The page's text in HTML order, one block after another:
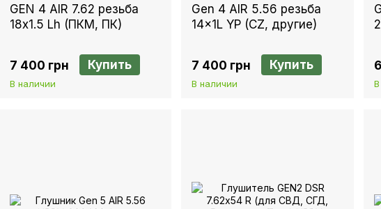
GEN 4 AIR 7.62 резьба
18х1.5 Lh (ПКМ, ПК)
7 400 грн Купить
В наличии
Gen 4 AIR 5.56 резьба
14x1L YP (CZ, другие)
7 400 грн Купить
В наличии